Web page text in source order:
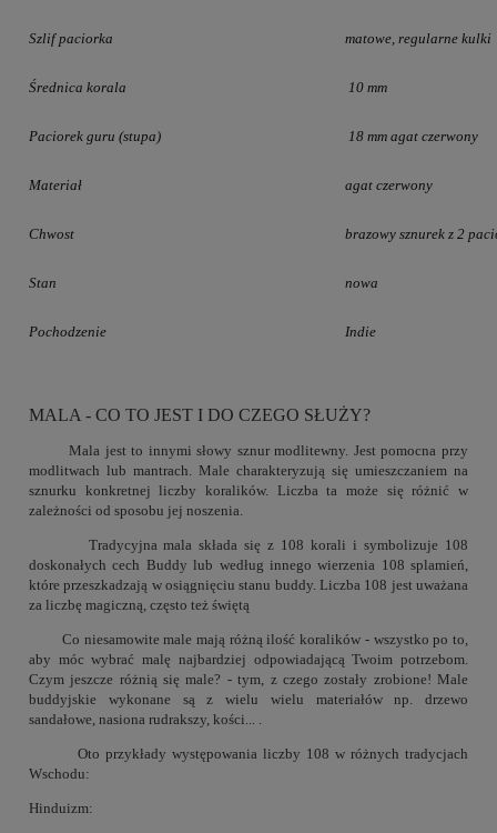
Szlif paciorka matowe, regularne kulki
Średnica korala 10 mm
Paciorek guru (stupa) 18 mm agat czerwony
Materiał agat czerwony
Chwost brazowy sznurek z 2
Stan nowa
Pochodzenie Indie
MALA - CO TO JEST I DO CZEGO SŁUŻY?
Mala jest to innymi słowy sznur modlitewny. Jest pomocna przy
modlitwach lub mantrach. Male charakteryzują się umieszczaniem na
sznurku konkretnej liczby koralików. Liczba ta może się różnić w
zależności od sposobu jej noszenia.
Tradycyjna mala składa się z 108 korali i symbolizuje 108
doskonałych cech Buddy lub według innego wierzenia 108 splamień,
które przeszkadzają w osiągnięciu stanu buddy. Liczba 108 jest uważana
za liczbę magiczną, często też świętą
Co niesamowite male mają różną ilość koralików - wszystko po to,
aby móc wybrać malę najbardziej odpowiadającą Twoim potrzebom.
Czym jeszcze różnią się male? - tym, z czego zostały zrobione! Male
buddyjskie wykonane są z wielu wielu materiałów np. drzewo
sandałowe, nasiona rudrakszy, kości... .
Oto przykłady występowania liczby 108 w różnych tradycjach
Wschodu:
Hinduizm: